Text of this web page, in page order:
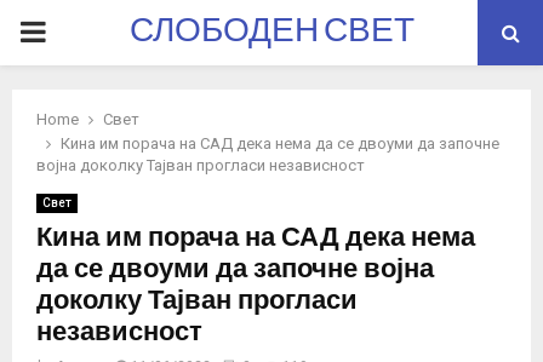
PRIMARYСЛОБОДЕН СВЕТ
Home
Свет
Кина им порача на САД дека нема да се двоуми да започне
војна доколку Тајван прогласи независност
Свет
Кина им порача на САД дека нема
да се двоуми да започне војна
доколку Тајван прогласи
независност